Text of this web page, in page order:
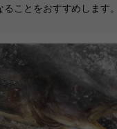
ことをおすすめします。